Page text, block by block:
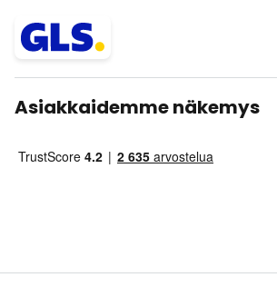
Asiakkaidemme näkemys